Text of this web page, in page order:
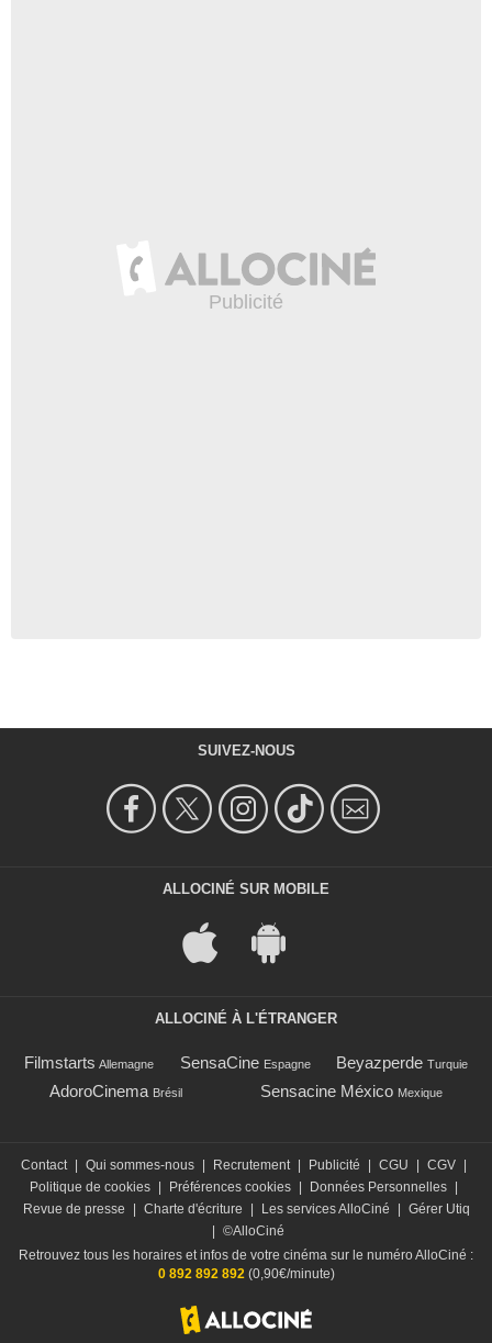
SUIVEZ-NOUS
ALLOCINÉ SUR MOBILE
ALLOCINÉ À L'ÉTRANGER
Filmstarts Allemagne SensaCine Espagne Beyazperde Turquie
AdoroCinema Brésil Sensacine México Mexique
Contact Qui sommes-nous Recrutement Publicité CGU CGV
Politique de cookies
Préférences cookies Données Personnelles
Revue de presse
Charte d'écriture Les services AlloCiné
Gérer Utiq
©AlloCiné
Retrouvez tous les horaires et infos de votre cinéma sur le numéro AlloCiné :
0 892 892 892(0,90€/minute)